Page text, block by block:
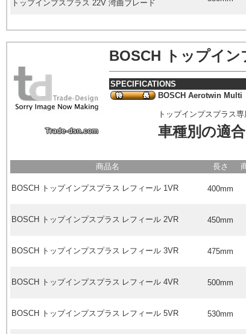
トップインプスプラス 22V 湾曲ブレード
BOSCH トップイ
SPECIFICATIONS
BOSCH Aerotwin Multi
トップインプスプラス専
車種別の適
商品名 長さ
BOSCH トップインプスプラス レフィール 1VR 400mm
BOSCH トップインプスプラス レフィール 2VR 450mm
BOSCH トップインプスプラス レフィール 3VR 475mm
BOSCH トップインプスプラス レフィール 4VR 500mm
BOSCH トップインプスプラス レフィール 5VR 530mm